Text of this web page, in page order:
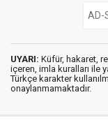
UYARI: Küfür, hakaret,
içeren, imla kuralları ile
Türkçe karakter
onaylanmamaktadır.